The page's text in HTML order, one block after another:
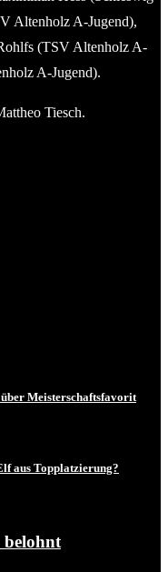
Altenholz A-Jugend),
(TSV Altenholz A-
A-Jugend).
Tiesch.
Meisterschaftsfavorit
aus Topplatzierung?
belohnt